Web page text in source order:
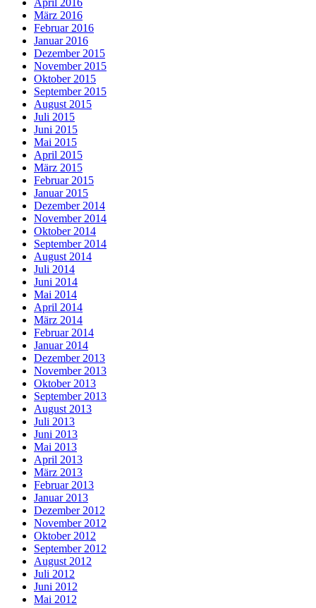
April 2016
März 2016
Februar 2016
Januar 2016
Dezember 2015
November 2015
Oktober 2015
September 2015
August 2015
Juli 2015
Juni 2015
Mai 2015
April 2015
März 2015
Februar 2015
Januar 2015
Dezember 2014
November 2014
Oktober 2014
September 2014
August 2014
Juli 2014
Juni 2014
Mai 2014
April 2014
März 2014
Februar 2014
Januar 2014
Dezember 2013
November 2013
Oktober 2013
September 2013
August 2013
Juli 2013
Juni 2013
Mai 2013
April 2013
März 2013
Februar 2013
Januar 2013
Dezember 2012
November 2012
Oktober 2012
September 2012
August 2012
Juli 2012
Juni 2012
Mai 2012